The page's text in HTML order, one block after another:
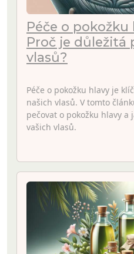
Péče o pokožku
Proč je důležitá
vlasů?
Péče o pokožku hlavy je
našich vlasů. V tomto
pečovat o pokožku hlavy
vašich vlasů.